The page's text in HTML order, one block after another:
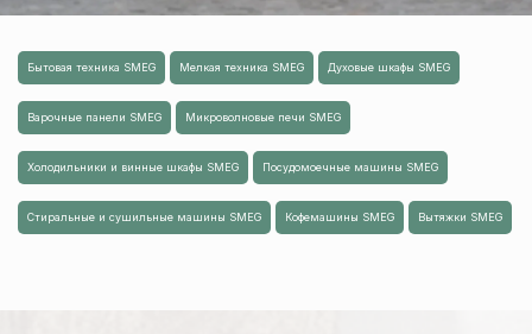
Бытовая техника SMEG Мелкая техника SMEG Духовые шкафы SMEG
Варочные панели SMEG Микроволновые печи SMEG
Холодильники и винные шкафы SMEG Посудомоечные машины SMEG
Стиральные и сушильные машины SMEG Кофемашины SMEG Вытяжки SMEG